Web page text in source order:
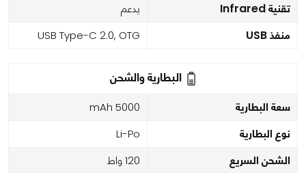
تقنية Infrared يدعم
منفذ USB USB Type-C 2.0, OTG
البطارية والشحن
سعة البطارية 5000 mAh
نوع البطارية Li-Po
الشحن السريع 120 واط